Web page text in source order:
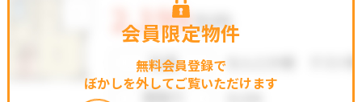
会員限定物件
無料会員登録で
ぼかしを外してご覧いただけます